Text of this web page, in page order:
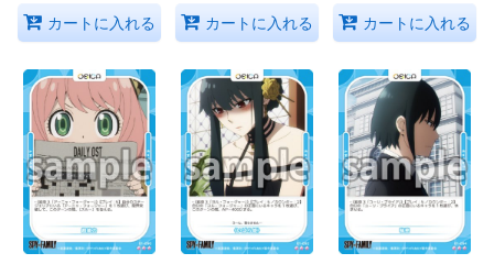
カートに入れる カートに入れる カートに入れる